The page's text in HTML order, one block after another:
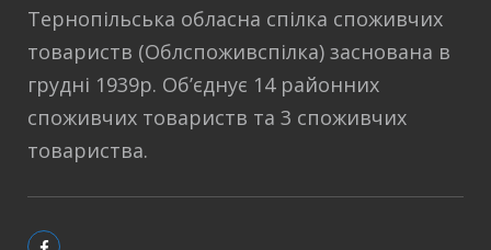
Тернопільська обласна спілка споживчих
товариств (Облспоживспілка) заснована в
грудні 1939р. Об’єднує 14 районних
споживчих товариств та 3 споживчих
товариства.